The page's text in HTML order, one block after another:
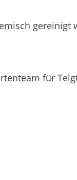
gereinigt
für